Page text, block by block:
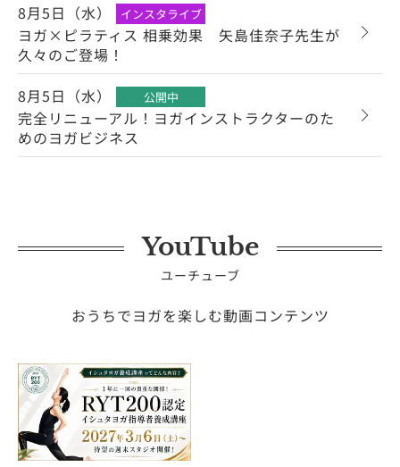
8月5日（水）
インスタライブ
ヨガ×ピラティス 相乗効果 矢島佳奈子先生が
久々のご登場！
8月5日（水）
公開中
完全リニューアル！ヨガインストラクターのた
めのヨガビジネス
YouTube
ユーチューブ
おうちでヨガを楽しむ動画コンテンツ